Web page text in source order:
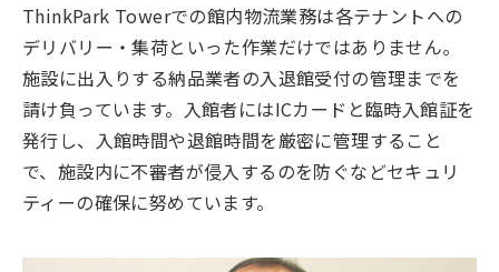
ThinkPark Towerでの館内物流業務は各テナントへの
デリバリー・集荷といった作業だけではありません。
施設に出入りする納品業者の入退館受付の管理までを
請け負っています。入館者にはICカードと臨時入館証を
発行し、入館時間や退館時間を厳密に管理すること
で、施設内に不審者が侵入するのを防ぐなどセキュリ
ティーの確保に努めています。